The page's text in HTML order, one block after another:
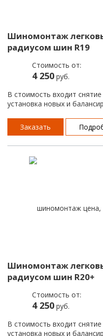
Шиномонтаж
радиусом шин R19
Стоимость от:
4 250 руб.
В стоимость входит
установка новых и
Заказать
Шиномонтаж
радиусом шин R20+
Стоимость от:
4 250 руб.
В стоимость входит
установка новых и